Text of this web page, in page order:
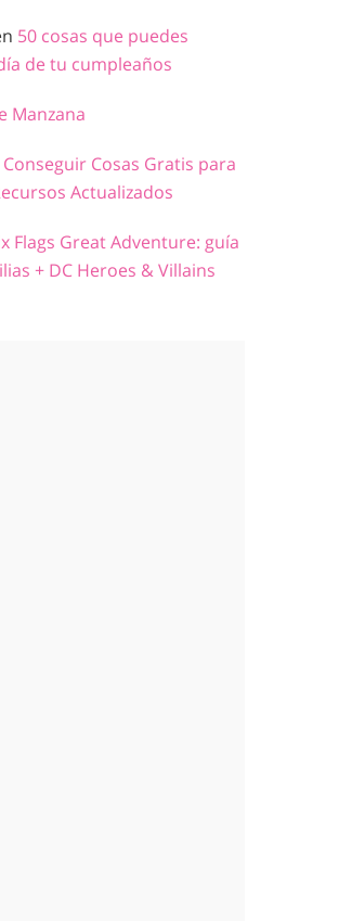
50 cosas que puedes
de tu cumpleaños
Manzana
Cosas Gratis para
Actualizados
Flags Great Adventure: guía
+ DC Heroes & Villains